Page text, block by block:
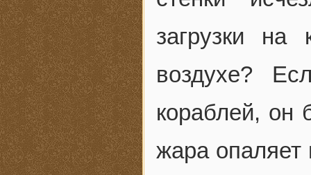
загрузки на
воздухе?
кораблей, он
жара опаляет